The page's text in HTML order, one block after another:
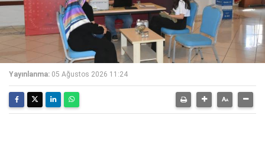
Yayınlanma: 05 Ağustos 2026 11:24